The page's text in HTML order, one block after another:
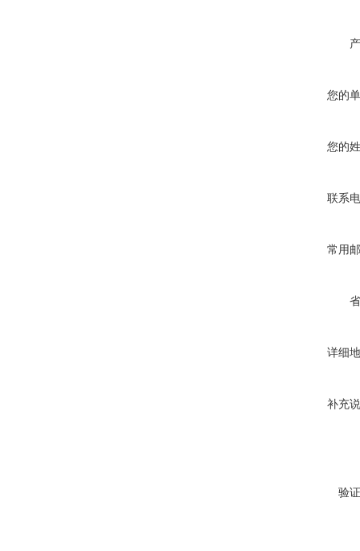
您的
您的
联系
常用
详细
补充
验